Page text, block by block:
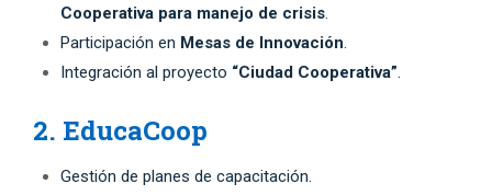
Cooperativa para manejo de crisis.
Participación en Mesas de Innovación.
Integración al proyecto “Ciudad Cooperativa”.
2. EducaCoop
Gestión de planes de capacitación.